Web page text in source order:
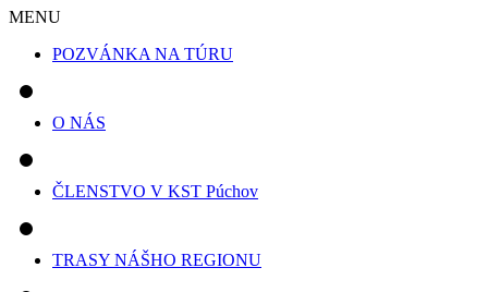
MENU
POZVÁNKA NA TÚRU
O NÁS
ČLENSTVO V KST Púchov
TRASY NÁŠHO REGIONU